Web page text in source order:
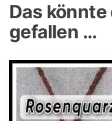
Das
gefallen …